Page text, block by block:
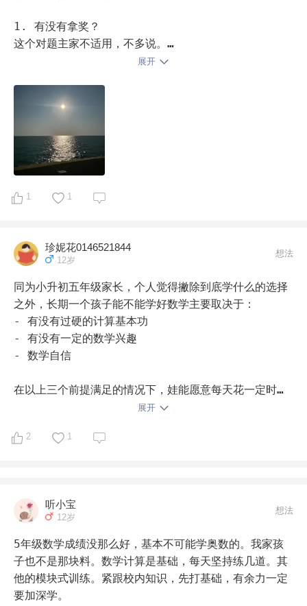
是更容易理解一些。
😂说了一大堆希望对你有帮助。
1. 有没有拿奖？
这个对题主家不适用，不多说。
小学奥数不是小学校内的延伸。它们之间虽有重合，但知
识点和思维模式差别很大。虽然各家对“奥数”的定义有区
只是课内拓展，但至少从题主孩子在做的“举一反三”来
说，这套书是纯奥数，并非课内拓展，实际上是相对偏离
套路化严重，引导思考的部分偏少。而答主女儿擅长的两
个模块，恰好就是最容易“套公式”的巧算和方程，其他都
学不好。这个情况给我的感觉是，孩子在学习奥数的过程
中，思路被带“歪”了，过度依赖某些结论或“标准套路”，
思考不够，还没有对奥数真正的”开窍”。如果保持当前的
学习体系不变，再多学一年，也不会有更好的效果。
遇到某些性格的孩子，是容易起到反效果的。所以才会
有“没有最好的，只有最合适的”这样的说法。这种情形也
导，如果我是家长的话，会让孩子去接触更多的数学学习
4. 有没有增强孩子自信，提高兴趣？
学数学，是要养心态的。而养心态最重要的一环，是培
养“胜任感”，对即将进入青春期的女孩，尤其重要。孩子
既然对奥数无兴趣，也无成就，多学一年，不外乎让孩子
多受一年的打击和自我怀疑。有这时间不如巩固好小学课
展开
1 1
珍妮花0146521844
12岁
想法
同为小升初五年级家长，个人觉得撇除到底学什么的选择
之外，长期一个孩子能不能学好数学主要取决于：
- 有没有过硬的计算基本功
- 有没有一定的数学兴趣
- 数学自信
在以上三个前提满足的情况下，娃能愿意每天花一定时
间，比如30分钟学一下数学，数学就不会太差。至于学什
慢的孩子能力成长了，可以让她自己决定要学什么、怎么
展开
2 1
听小宝
12岁
想法
5年级数学成绩没那么好，基本不可能学奥数的。我家孩
子也不是那块料。数学计算是基础，每天坚持练几道。其
他的模块式训练。紧跟校内知识，先打基础，有余力一定
要加深学。